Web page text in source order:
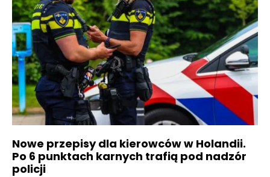
Nowe przepisy dla kierowców w Holandii.
Po 6 punktach karnych trafią pod nadzór
policji